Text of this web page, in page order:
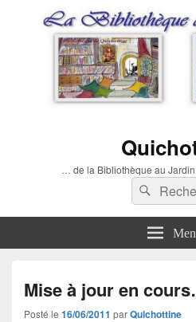
… de la Bibliothèque au
Recherche
Mise à jour en
Posté le 16/06/2011 parQuichottine